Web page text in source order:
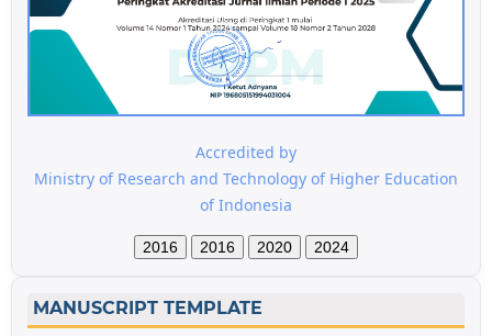
Accredited by
Ministry of Research and Technology of Higher Education
of Indonesia
2016 2016 2020 2024
MANUSCRIPT TEMPLATE